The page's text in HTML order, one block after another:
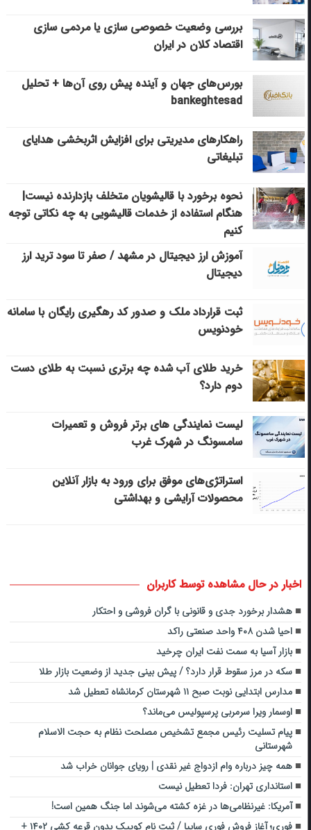
بررسی وضعیت خصوصی سازی یا مردمی سازی
اقتصاد کلان در ایران
بورس‌های جهان و آینده پیش روی آن‌ها + تحلیل
bankeghtesad
راهکارهای مدیریتی برای افزایش اثربخشی هدایای
تبلیغاتی
نحوه برخورد با قالیشویان متخلف بازدارنده نیست|
هنگام استفاده از خدمات قالیشویی به چه نکاتی توجه
کنیم
آموزش ارز دیجیتال در مشهد / صفر تا سود ترید ارز
دیجیتال
ثبت قرارداد ملک و صدور کد رهگیری رایگان با سامانه
خودنویس
خرید طلای آب شده چه برتری نسبت به طلای دست
دوم دارد؟
لیست نمایندگی های برتر فروش و تعمیرات
سامسونگ در شهرک غرب
استراتژی‌های موفق برای ورود به بازار آنلاین
محصولات آرایشی و بهداشتی
اخبار در حال مشاهده توسط کاربران
هشدار برخورد جدی و قانونی با گران فروشی و احتکار
احیا شدن ۴۰۸ واحد صنعتی راکد
بازار آسیا به سمت نفت ایران چرخید
سکه در مرز سقوط قرار دارد؟ / پیش بینی جدید از وضعیت بازار طلا
مدارس ابتدایی نوبت صبح ۱۱ شهرستان کرمانشاه تعطیل شد
اوسمار ویرا سرمربی پرسپولیس می‌ماند؟
پیام تسلیت رئیس مجمع تشخیص مصلحت نظام به حجت الاسلام
شهرستانی
همه چیز درباره وام ازدواج غیر نقدی | رویای جوانان خراب شد
استانداری تهران: فردا تعطیل نیست
آمریکا: غیرنظامی‌ها در غزه کشته می‌شوند اما جنگ همین است!
فوری؛ آغاز فروش فوری سایپا / ثبت نام کوییک بدون قرعه کشی ۱۴۰۲ +